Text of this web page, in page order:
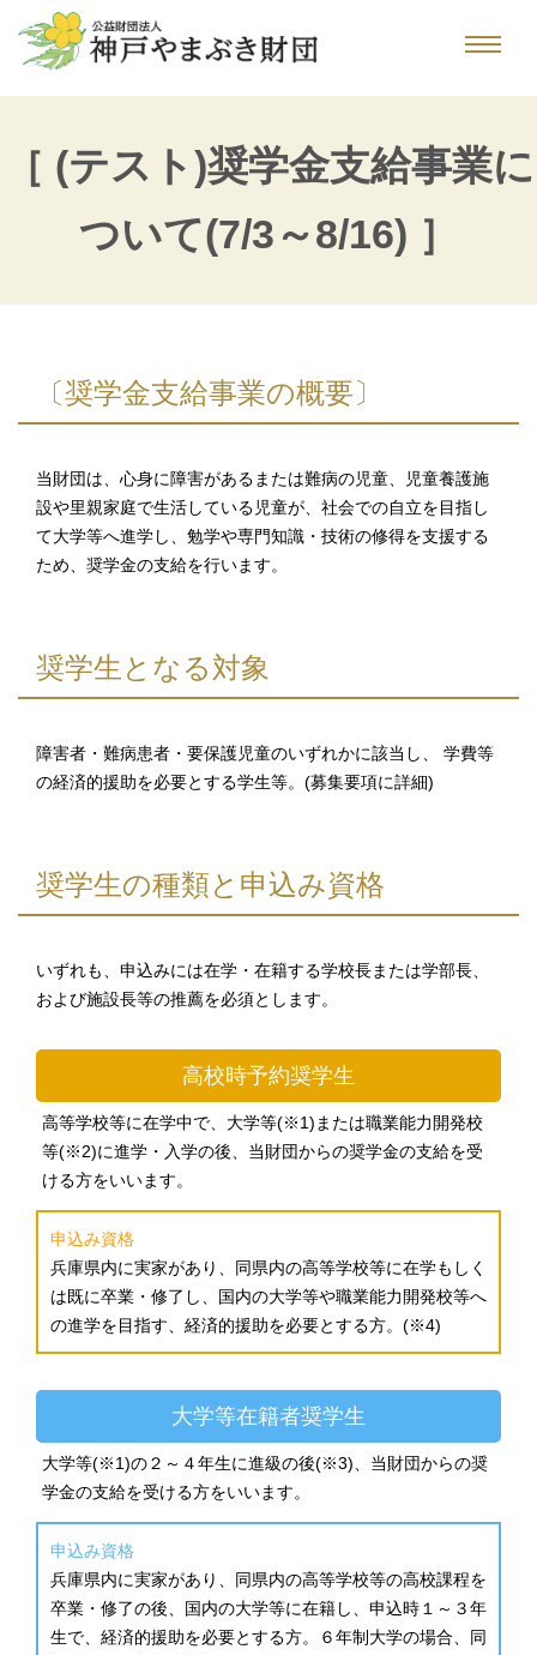
［ (テスト)奨学金支給事業に
ついて(7/3～8/16) ］
〔奨学金支給事業の概要〕
当財団は、心身に障害があるまたは難病の児童、児童養護施
設や里親家庭で生活している児童が、社会での自立を目指し
て大学等へ進学し、勉学や専門知識・技術の修得を支援する
ため、奨学金の支給を行います。
奨学生となる対象
障害者・難病患者・要保護児童のいずれかに該当し、 学費等
の経済的援助を必要とする学生等。(募集要項に詳細)
奨学生の種類と申込み資格
いずれも、申込みには在学・在籍する学校長または学部長、
および施設長等の推薦を必須とします。
高校時予約奨学生
高等学校等に在学中で、大学等(※1)または職業能力開発校
等(※2)に進学・入学の後、当財団からの奨学金の支給を受
ける方をいいます。
申込み資格
兵庫県内に実家があり、同県内の高等学校等に在学もしく
は既に卒業・修了し、国内の大学等や職業能力開発校等へ
の進学を目指す、経済的援助を必要とする方。(※4)
大学等在籍者奨学生
大学等(※1)の２～４年生に進級の後(※3)、当財団からの奨
学金の支給を受ける方をいいます。
申込み資格
兵庫県内に実家があり、同県内の高等学校等の高校課程を
卒業・修了の後、国内の大学等に在籍し、申込時１～３年
生で、経済的援助を必要とする方。６年制大学の場合、同